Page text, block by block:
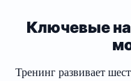
Ключевые
Тренинг развивает